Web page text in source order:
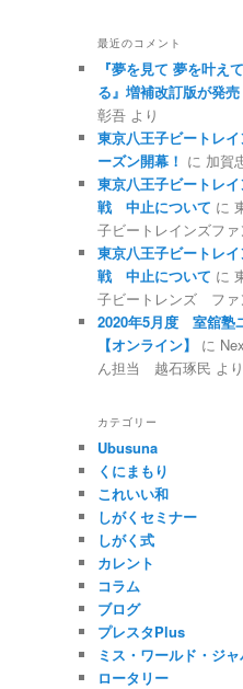
最近のコメント
『夢を見て 夢を叶え
る』増補改訂版が発売
彰吾 より
東京八王子ビートレ
ーズン開幕！ に 加賀
東京八王子ビートレ
戦 中止について に
子ビートレインズファ
東京八王子ビートレ
戦 中止について に
子ビートレンズ ファ
2020年5月度 室舘塾
【オンライン】
に
ん担当 越石琢民 より
カテゴリー
Ubusuna
くにまもり
これいい和
しがくセミナー
しがく式
カレント
コラム
ブログ
プレスタPlus
ミス・ワールド・ジ
ロータリー